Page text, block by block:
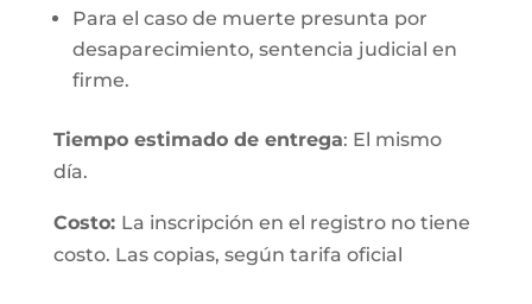
Para el caso de muerte presunta por
desaparecimiento, sentencia judicial en
firme.
Tiempo estimado de entrega: El mismo
día.
Costo: La inscripción en el registro no tiene
costo. Las copias, según tarifa oficial